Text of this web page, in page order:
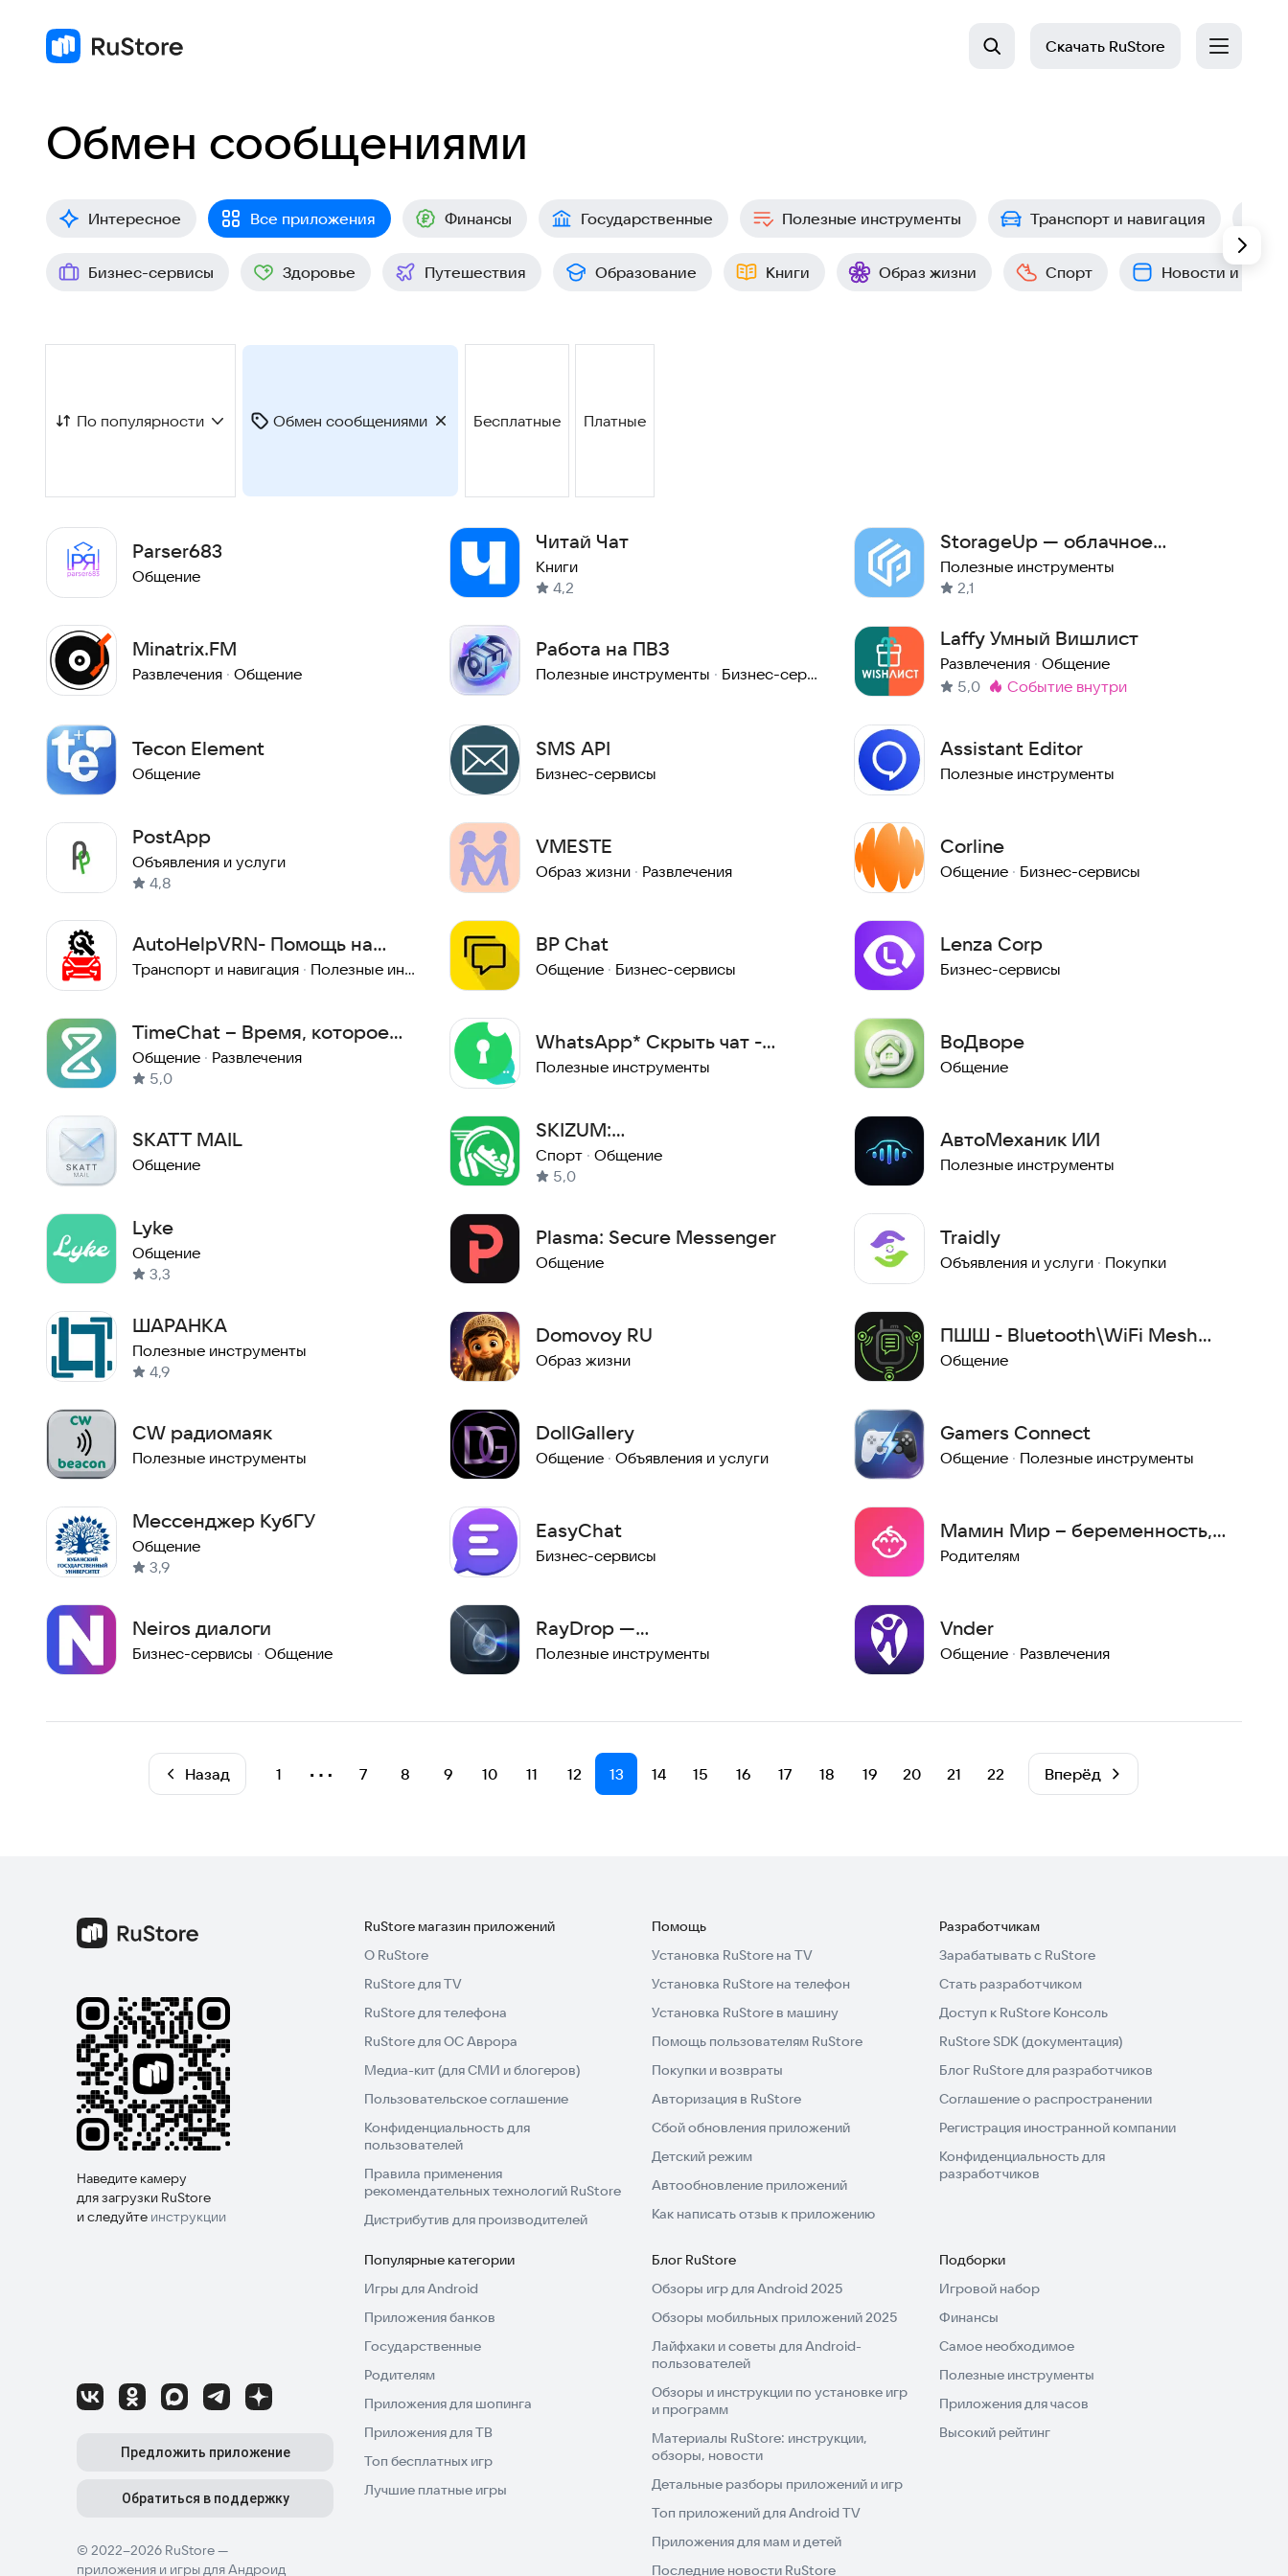
Скачать RuStore
Обмен сообщениями
Интересное Все приложения Финансы Государственные Полезные инструменты Транспорт и навигация
Бизнес-сервисы Здоровье Путешествия Образование Книги Образ жизни Спорт Новости и
По популярности Обмен сообщениями Бесплатные Платные
Parser683
Общение
Читай Чат
Книги
4,2
StorageUp — облачное
хранилище и мессенджер
Полезные инструменты
2,1
Minatrix.FM
Развлечения · Общение
Работа на ПВЗ
Полезные инструменты · Бизнес-сервисы
Laffy Умный Вишлист
Развлечения · Общение
5,0
Метка:
событие внутри
Tecon Element
Общение
SMS API
Бизнес-сервисы
Assistant Editor
Полезные инструменты
PostApp
Объявления и услуги
4,8
VMESTE
Образ жизни · Развлечения
Corline
Общение · Бизнес-сервисы
AutoHelpVRN- Помощь на
дороге Воронеж и область
Транспорт и навигация · Полезные инструменты
BP Chat
Общение · Бизнес-сервисы
Lenza Corp
Бизнес-сервисы
TimeChat – Время, которое
работает на вас
Общение · Развлечения
5,0
WhatsApp* Скрыть чат -
Прямой чат
Полезные инструменты
ВоДворе
Общение
SKATT MAIL
Общение
SKIZUM:
СПОРТ,ЧЕЛЛЕНДЖИ,СОЦИАЛЬНАЯ
СЕТЬ,ЗДОРОВЬЕ
Спорт · Общение
5,0
АвтоМеханик ИИ
Полезные инструменты
Lyke
Общение
3,3
Plasma: Secure Messenger
Общение
Traidly
Объявления и услуги · Покупки
ШАРАНКА
Полезные инструменты
4,9
Domovoy RU
Образ жизни
ПШШ - Bluetooth\WiFi Mesh
Рация без интернета
Общение
CW радиомаяк
Полезные инструменты
DollGallery
Общение · Объявления и услуги
Gamers Connect
Общение · Полезные инструменты
Мессенджер КубГУ
Общение
3,9
EasyChat
Бизнес-сервисы
Мамин Мир – беременность,
таймер схваток, чат с ИИ
Родителям
Neiros диалоги
Бизнес-сервисы · Общение
RayDrop —
кроссплатформенная
Полезные инструменты
Vnder
Общение · Развлечения
Назад 1 ⋯ 7 8 9 10 11 12 13 14 15 16 17 18 19 20 21 22 Вперёд
Наведите камеру
для загрузки RuStore
и следуйте инструкции
© 2022–2026 RuStore —
приложения и игры для Андроид
Предложить приложение
Обратиться в поддержку
RuStore магазин приложений
О RuStore
RuStore для TV
RuStore для телефона
RuStore для ОС Аврора
Медиа-кит (для СМИ и блогеров)
Пользовательское соглашение
Конфиденциальность для
пользователей
Правила применения
рекомендательных технологий RuStore
Дистрибутив для производителей
Помощь
Установка RuStore на TV
Установка RuStore на телефон
Установка RuStore в машину
Помощь пользователям RuStore
Покупки и возвраты
Авторизация в RuStore
Сбой обновления приложений
Детский режим
Автообновление приложений
Как написать отзыв к приложению
Разработчикам
Зарабатывать с RuStore
Стать разработчиком
Доступ к RuStore Консоль
RuStore SDK (документация)
Блог RuStore для разработчиков
Соглашение о распространении
Регистрация иностранной компании
Конфиденциальность для
разработчиков
Популярные категории
Игры для Android
Приложения банков
Государственные
Родителям
Приложения для шопинга
Приложения для ТВ
Топ бесплатных игр
Лучшие платные игры
Блог RuStore
Обзоры игр для Android 2025
Обзоры мобильных приложений 2025
Лайфхаки и советы для Android-
пользователей
Обзоры и инструкции по установке игр
и программ
Материалы RuStore: инструкции,
обзоры, новости
Детальные разборы приложений и игр
Топ приложений для Android TV
Приложения для мам и детей
Последние новости RuStore
Подборки
Игровой набор
Финансы
Самое необходимое
Полезные инструменты
Приложения для часов
Высокий рейтинг